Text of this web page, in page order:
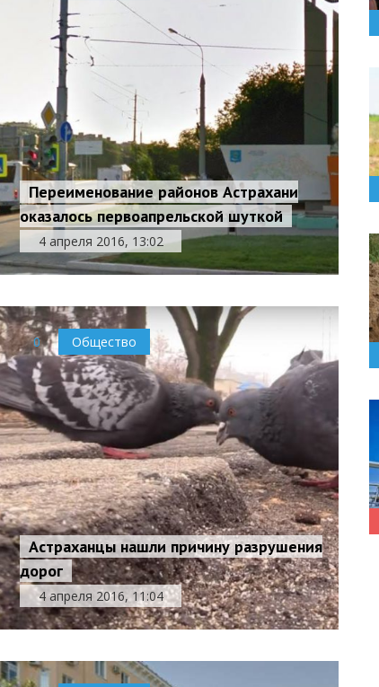
Переименование районов Астрахани
оказалось первоапрельской шуткой
4 апреля 2016, 13:02
0 Общество
Астраханцы нашли причину разрушения
дорог
4 апреля 2016, 11:04